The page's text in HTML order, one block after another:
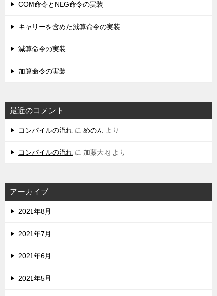
COM命令とNEG命令の実装
キャリーを含めた減算命令の実装
減算命令の実装
加算命令の実装
最近のコメント
コンパイルの流れ に めのん より
コンパイルの流れ に 加藤大地 より
アーカイブ
2021年8月
2021年7月
2021年6月
2021年5月